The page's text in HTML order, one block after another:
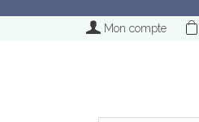
Mon compte